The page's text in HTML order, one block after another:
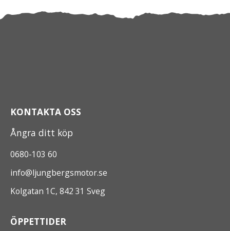
KONTAKTA OSS
Ångra ditt köp
0680-103 60
info@ljungbergsmotor.se
Kolgatan 1C, 842 31 Sveg
ÖPPETTIDER